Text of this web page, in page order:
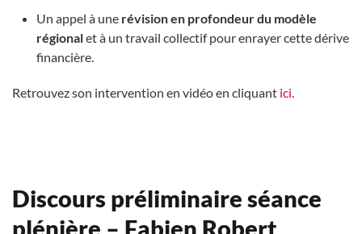
Un appel à une révision en profondeur du modèle
régionalet à un travail collectif pour enrayer cette dérive
financière.
Retrouvez son intervention en vidéo en cliquant ici.
Discours préliminaire séance
plénière – Fabien Robert